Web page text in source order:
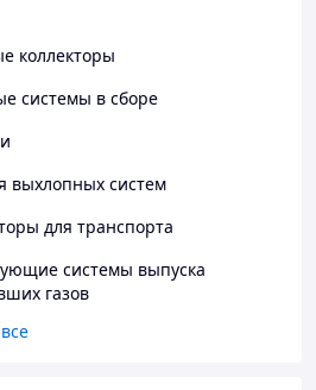
коллекторы
системы в сборе
выхлопных систем
для транспорта
системы выпуска
газов